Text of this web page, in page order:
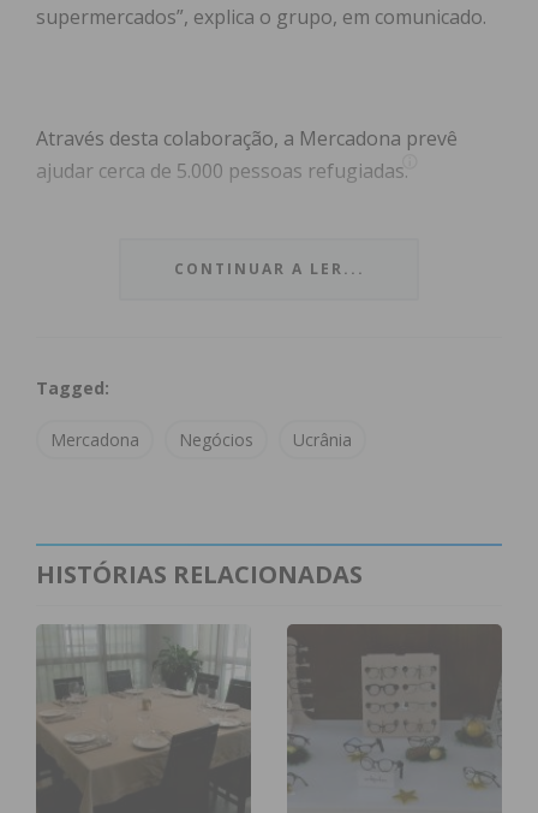
supermercados”, explica o grupo, em comunicado.
Através desta colaboração, a Mercadona prevê
ajudar cerca de 5.000 pessoas refugiadas.
“através das entidades autorizadas
Assine nossa newsletter por e-mail e
atualizada.
Eu li e concordo com os
termos e
CONTINUAR A LER...
Tagged:
Mercadona Negócios Ucrânia
HISTÓRIAS RELACIONADAS